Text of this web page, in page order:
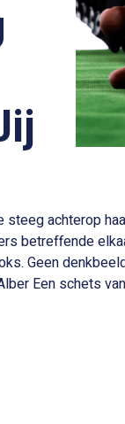
achterop
betreffende
Geen
Een schets